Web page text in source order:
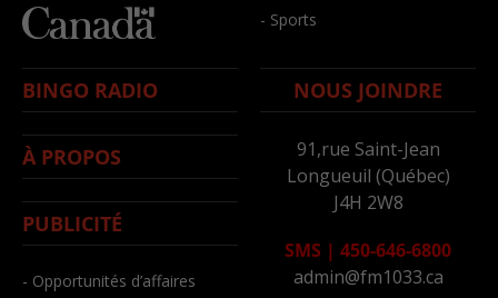
- Sports
BINGO RADIO
À PROPOS
PUBLICITÉ
- Opportunités d’affaires
NOUS JOINDRE
91,rue Saint-Jean
Longueuil (Québec)
J4H 2W8
SMS | 450-646-6800
admin@fm1033.ca